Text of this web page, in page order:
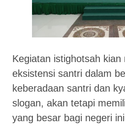
Kegiatan istighotsah kian
eksistensi santri dalam
keberadaan santri dan
slogan, akan tetapi
yang besar bagi negeri